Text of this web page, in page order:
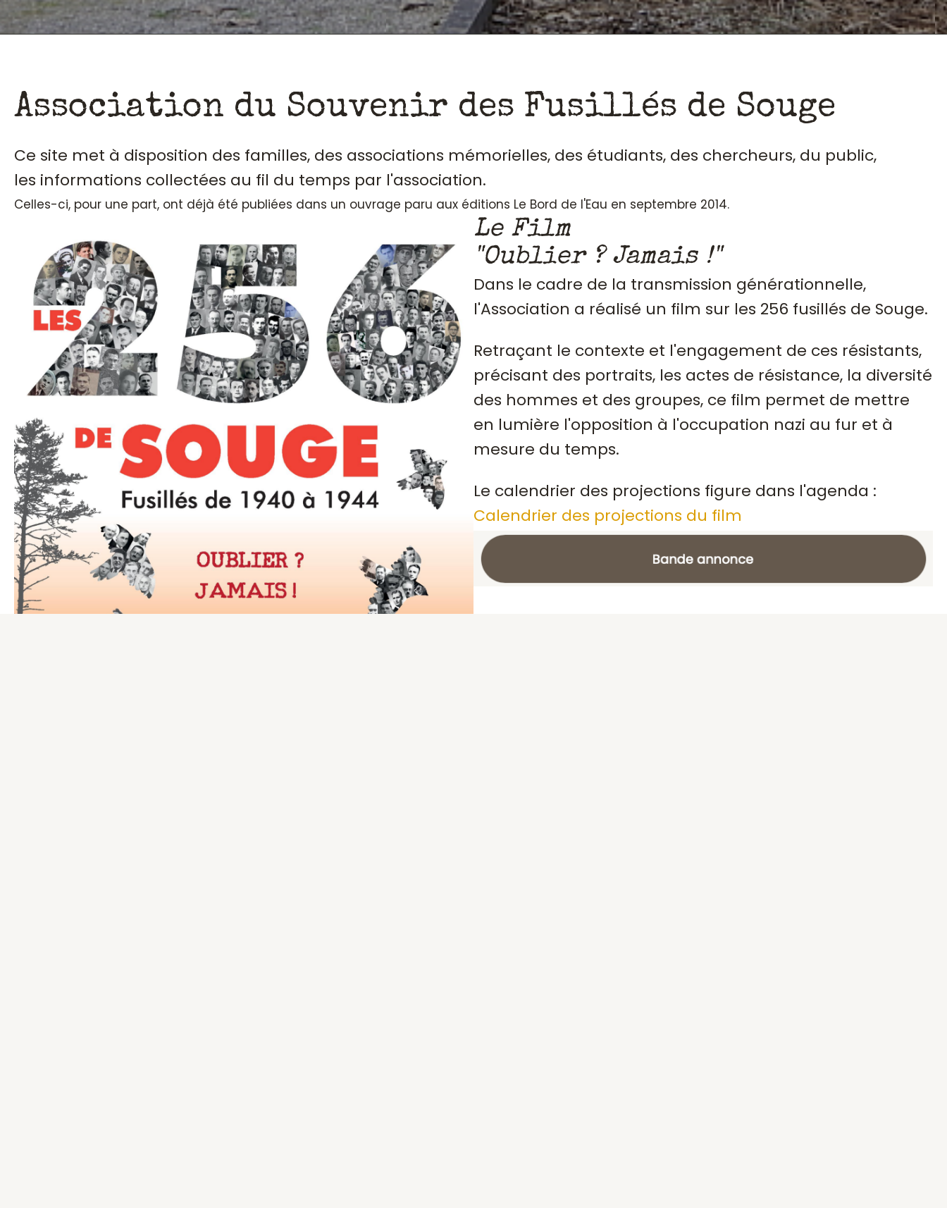
Association du Souvenir des Fusillés de Souge
Ce site met à disposition des familles, des associations mémorielles, des étudiants, des chercheurs, du public,
les informations collectées au fil du temps par l'association.
Celles-ci, pour une part, ont déjà été publiées dans un ouvrage paru aux éditions Le Bord de l'Eau en septembre 2014.
Le Film
"Oublier ? Jamais !"
Dans le cadre de la transmission générationnelle,
l'Association a réalisé un film sur les 256 fusillés de Souge.
Retraçant le contexte et l'engagement de ces résistants,
précisant des portraits, les actes de résistance, la diversité
des hommes et des groupes, ce film permet de mettre
en lumière l'opposition à l'occupation nazi au fur et à
mesure du temps.
Le calendrier des projections figure dans l'agenda :
Calendrier des projections du film